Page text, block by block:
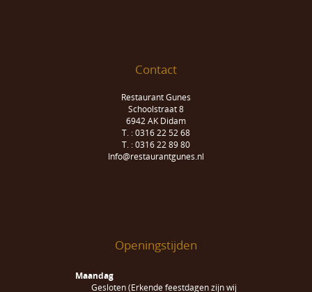
Contact
Restaurant Gunes
Schoolstraat 8
6942 AK Didam
T. : 0316 22 52 68
T. : 0316 22 89 80
Info@restaurantgunes.nl
Openingstijden
Maandag
Gesloten (Erkende feestdagen zijn wij